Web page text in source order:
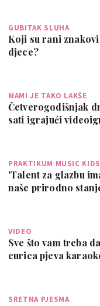
GUBITAK SLUHA
Koji su rani
djece?
MAMI JE TAKO LAKŠE
Četverogodišnjak
sati igrajući
PRAKTIKUM MUSIC KIDS
'Talent za glazbu
naše prirodno
VIDEO
Sve što vam treba
curica pjeva
SRETNA PJESMA